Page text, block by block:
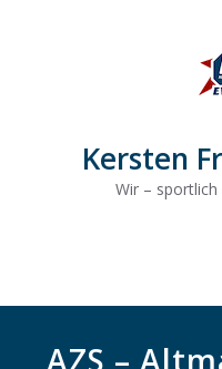
Kersten
Wir –
AZS –